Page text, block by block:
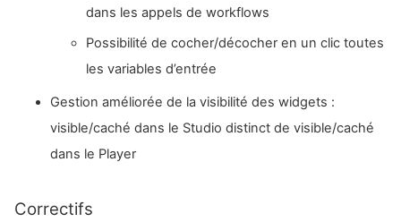
dans les appels de workflows
Possibilité de cocher/décocher en un clic toutes
les variables d’entrée
Gestion améliorée de la visibilité des widgets :
visible/caché dans le Studio distinct de visible/caché
dans le Player
Correctifs